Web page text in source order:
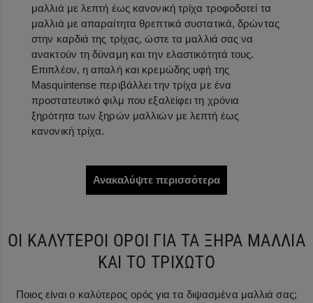
μαλλιά με λεπτή έως κανονική τρίχα τροφοδοτεί τα
μαλλιά με απαραίτητα θρεπτικά συστατικά, δρώντας
στην καρδιά της τρίχας, ώστε τα μαλλιά σας να
ανακτούν τη δύναμη και την ελαστικότητά τους.
Επιπλέον, η απαλή και κρεμώδης υφή της
Masquintense περιβάλλει την τρίχα με ένα
προστατευτικό φιλμ που εξαλείφει τη χρόνια
ξηρότητα των ξηρών μαλλιών με λεπτή έως
κανονική τρίχα.
Ανακαλύψτε περισσότερα
ΟΙ ΚΑΛΥΤΕΡΟΙ ΟΡΟΙ ΓΙΑ ΤΑ ΞΗΡΑ ΜΑΛΛΙΑ
ΚΑΙ ΤΟ ΤΡΙΧΩΤΟ
Ποιος είναι ο καλύτερος ορός για τα διψασμένα μαλλιά σας;